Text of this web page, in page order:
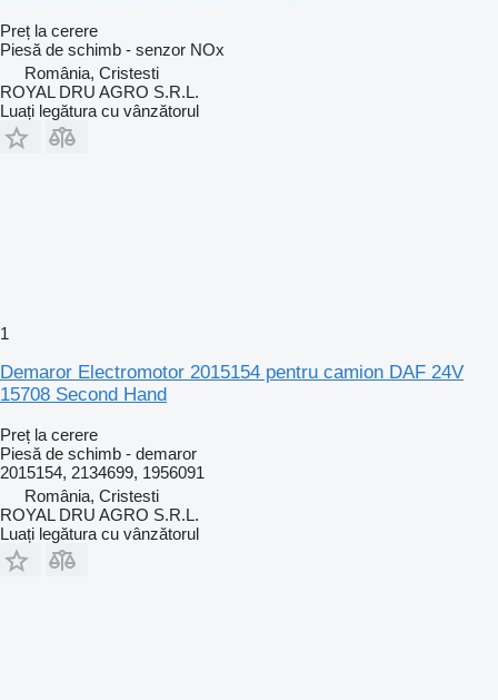
Preț la cerere
Piesă de schimb - senzor NOx
România, Cristesti
ROYAL DRU AGRO S.R.L.
Luați legătura cu vânzătorul
1
Demaror Electromotor 2015154 pentru camion DAF 24V
15708 Second Hand
Preț la cerere
Piesă de schimb - demaror
2015154, 2134699, 1956091
România, Cristesti
ROYAL DRU AGRO S.R.L.
Luați legătura cu vânzătorul